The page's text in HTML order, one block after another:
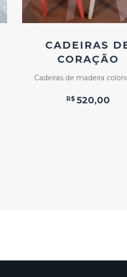
CADEIRAS
CORAÇÃO
Cadeiras de madeira
R$ 520,00